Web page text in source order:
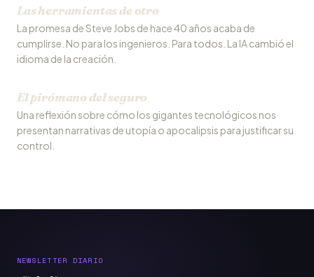
Las herramientas de otro
La promesa de Steve Jobs de hace 40 años acaba de
cumplirse. No para los ingenieros. Para todos. La IA cambió el
idioma de la creación.
El pirómano del seguro
Una reflexión sobre cómo los gigantes tecnológicos nos
presentan narrativas de utopía o apocalipsis para justificar su
control.
NEWSLETTER DIARIO